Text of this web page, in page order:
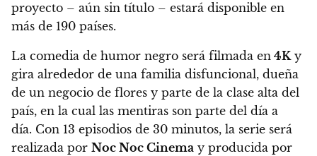
proyecto – aún sin título – estará disponible en
más de 190 países.
La comedia de humor negro será filmada en 4Ky
gira alrededor de una familia disfuncional, dueña
de un negocio de flores y parte de la clase alta del
país, en la cual las mentiras son parte del día a
día. Con 13 episodios de 30 minutos, la serie será
realizada por Noc Noc Cinema y producida por